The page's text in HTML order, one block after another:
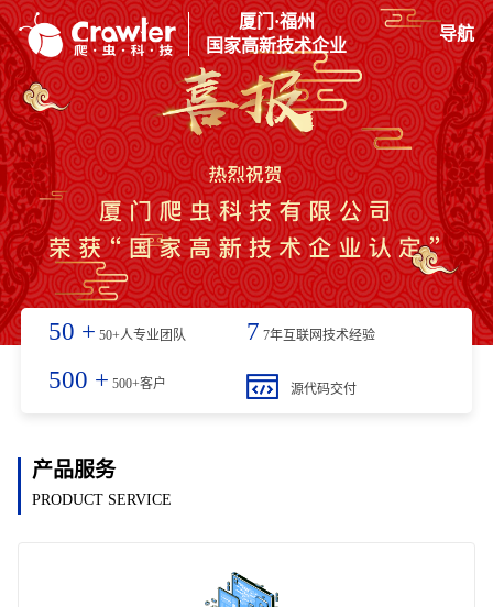
厦门·福州
国家高新技术企业
导航
50 + 50+人专业团队 7 7年互联网技术经验
500 + 500+客户 源代码交付
产品服务
PRODUCT SERVICE